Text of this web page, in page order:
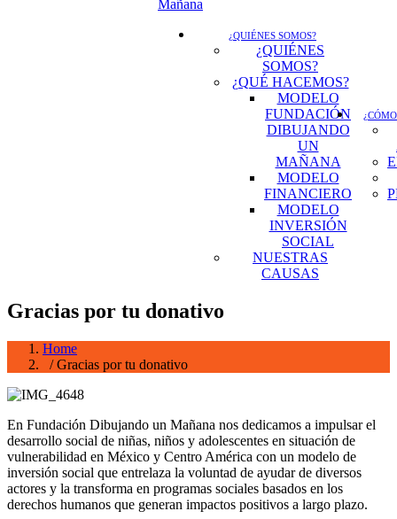
¿QUIÉNES SOMOS?
¿QUIÉNES
SOMOS?
¿QUÉ HACEMOS?
MODELO
FUNDACIÓN
DIBUJANDO
UN
MAÑANA
MODELO
FINANCIERO
MODELO
INVERSIÓN
SOCIAL
NUESTRAS
CAUSAS
Gracias por tu donativo
Home
/ Gracias por tu donativo
En Fundación Dibujando un Mañana nos dedicamos a impulsar el
desarrollo social de niñas, niños y adolescentes en situación de
vulnerabilidad en México y Centro América con un modelo de
inversión social que entrelaza la voluntad de ayudar de diversos
actores y la transforma en programas sociales basados en los
derechos humanos que generan impactos positivos a largo plazo.